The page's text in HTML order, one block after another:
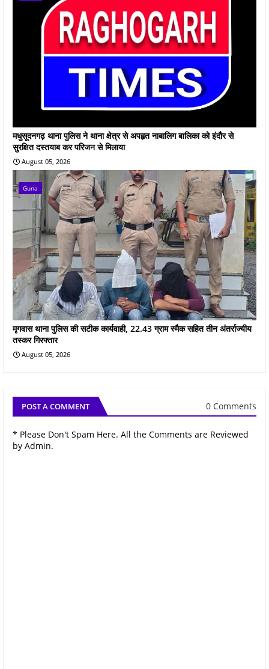
मधुसूदनगढ़ थाना पुलिस ने थाना क्षेत्र से अपहृत नाबालिग बालिका को इंदौर से
सुरक्षित दस्तयाब कर परिजन से मिलाया
August 05, 2026
Guna
मृगवास थाना पुलिस की सटीक कार्यवाही, 22.43 ग्राम स्मैक सहित तीन अंतर्राज्यीय
तस्कर गिरफ्तार
August 05, 2026
POST A COMMENT 0 Comments
* Please Don't Spam Here. All the Comments are Reviewed
by Admin.